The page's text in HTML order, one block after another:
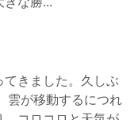
きました。久しぶ
雲が移動するにつれ